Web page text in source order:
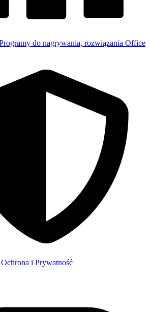
do nagrywania, rozwiązania Office
Ochrona i Prywatność